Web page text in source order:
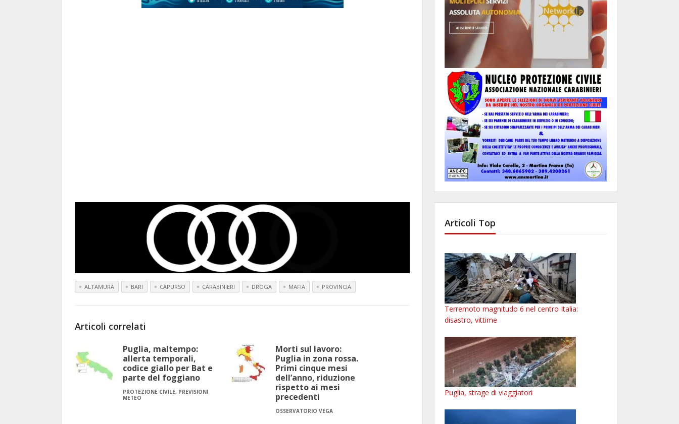
ALTAMURA BARI CAPURSO CARABINIERI DROGA MAFIA PROVINCIA
Articoli correlati
Puglia, maltempo:
allerta temporali,
codice giallo per Bat e
parte del foggiano
PROTEZIONE CIVILE, PREVISIONI
METEO
Morti sul lavoro:
Puglia in zona rossa.
Primi cinque mesi
dell’anno, riduzione
rispetto ai mesi
precedenti
OSSERVATORIO VEGA
Articoli Top
Terremoto magnitudo 6 nel centro Italia:
disastro, vittime
Puglia, strage di viaggiatori